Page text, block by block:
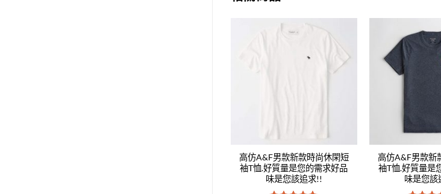
wishlist
高仿A&F男款新款時尚休閑短
袖T恤.好質量是您的需求好品
味是您該追求!!
高仿A&F男款新
袖T恤.好質量是
味是您該